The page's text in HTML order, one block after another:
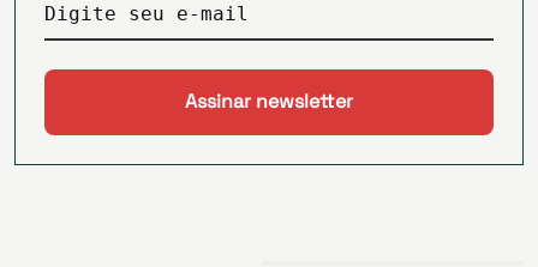
Digite seu e-mail